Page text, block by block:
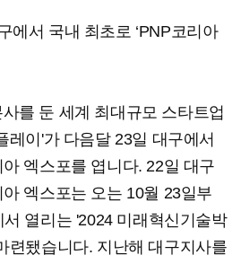
에서 국내 최초로 ‘PNP코리아
를 둔 세계 최대규모 스타트업
레이'가 다음달 23일 대구에서
엑스포를 엽니다. 22일 대구
엑스포는 오는 10월 23일부
열리는 '2024 미래혁신기술박
련됐습니다. 지난해 대구지사를